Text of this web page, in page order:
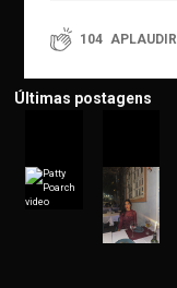
104 APLAUDIR
Últimas postagens